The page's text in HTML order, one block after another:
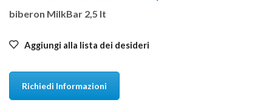
biberon MilkBar 2,5 lt
Aggiungi alla lista dei desideri
Richiedi Informazioni